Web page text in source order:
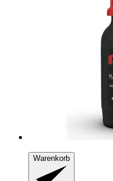
Warenkorb